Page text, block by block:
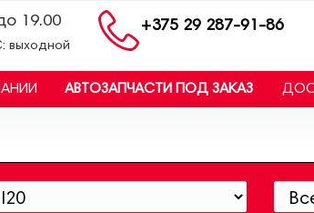
+375 29 287-91-86
19.00
выходной
АВТОЗАПЧАСТИ ПОД ЗАКАЗ